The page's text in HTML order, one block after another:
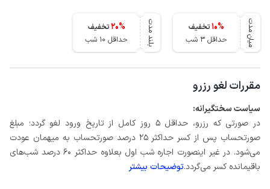
میان مدت 10%
تخفیف
حداقل 3 شب
بلند مدت 20%
تخفیف
حداقل 10 شب
مقررات لغو رزرو
سیاست سختگیرانه:
در صورتی که رزرو، حداقل 5 روز کامل از تاریخ ورود لغو گردد؛ مبلغ
صورتحساب پس از کسر حداکثر 25 درصد صورتحساب به میهمان عودت
می‌شود. در غیر اینصورت اجاره شب اول بعلاوه حداکثر 60 درصد شب‌های
باقیمانده کسر می‌گردد.توضیحات بیشتر